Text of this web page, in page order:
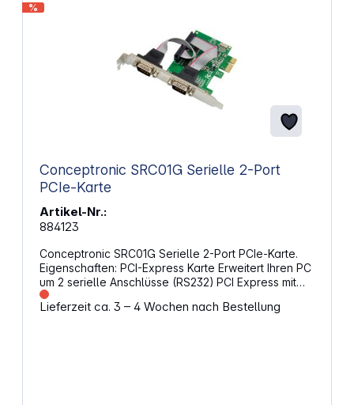
%
Conceptronic SRC01G Serielle 2-Port
PCIe-Karte
Artikel-Nr.:
884123
Conceptronic SRC01G Serielle 2-Port PCIe-Karte.
Eigenschaften: PCI-Express Karte Erweitert Ihren PC
um 2 serielle Anschlüsse (RS232) PCI Express mit
einem Durchsatz von bis zu 2,5 Gb/s je Port 256
Byte FIFO Puffer in der Sende /
Lieferzeit ca. 3 – 4 Wochen nach Bestellung